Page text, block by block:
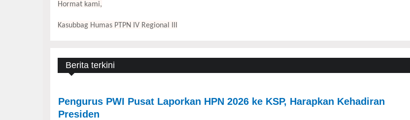
Hormat kami,
Kasubbag Humas PTPN IV Regional III
Berita terkini
Pengurus PWI Pusat Laporkan HPN 2026 ke KSP, Harapkan Kehadiran
Presiden